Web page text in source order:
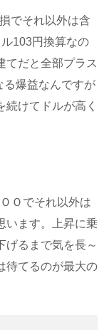
でそれ以外は含
103円換算なの
てだと全部プラス
る爆益なんですが
続けてドルが高く
Ｏでそれ以外は
います。上昇に乗
げるまで気を長～
待てるのが最大の